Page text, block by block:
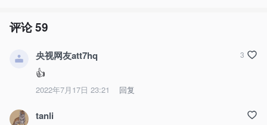
评论59
央视网友att7hq
👍
2022年7月17日 23:21 回复
3
tanli